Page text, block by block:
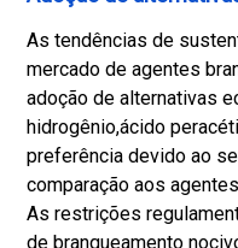
As tendências de
mercado de agentes
adoção de alternativas
hidrogênio,ácido
preferência devido ao
comparação aos
As restrições
de branqueamento